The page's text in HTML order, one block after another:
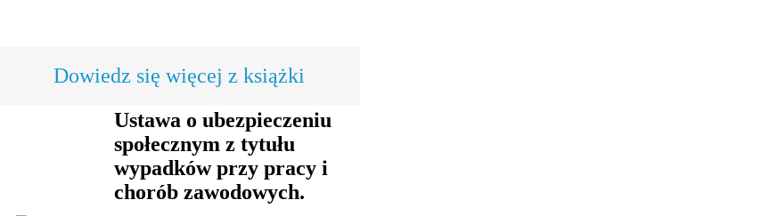
Dowiedz się więcej z książki
Ustawa o ubezpieczeniu
społecznym z tytułu
wypadków przy pracy i
chorób zawodowych.